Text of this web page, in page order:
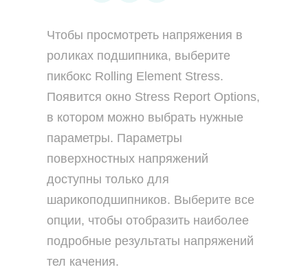
Чтобы просмотреть напряжения в
роликах подшипника, выберите
пикбокс Rolling Element Stress.
Появится окно Stress Report Options,
в котором можно выбрать нужные
параметры. Параметры
поверхностных напряжений
доступны только для
шарикоподшипников. Выберите все
опции, чтобы отобразить наиболее
подробные результаты напряжений
тел качения.